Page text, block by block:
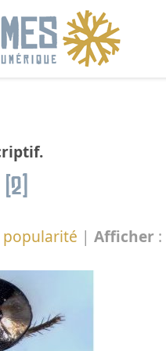
popularité | Afficher :